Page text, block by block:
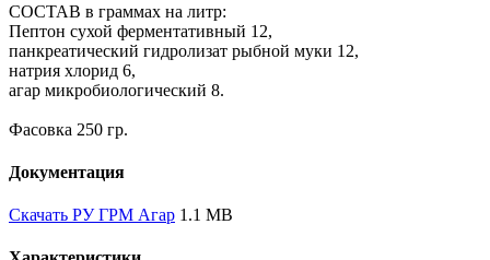
СОСТАВ в граммах на литр:
Пептон сухой ферментативный 12,
панкреатический гидролизат рыбной муки 12,
натрия хлорид 6,
агар микробиологический 8.
Фасовка 250 гр.
Документация
Скачать РУ ГРМ Агар 1.1 MB